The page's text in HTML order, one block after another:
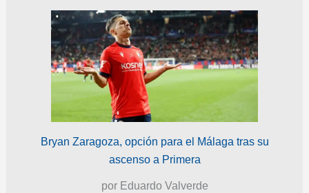
Bryan Zaragoza, opción para el Málaga tras su
ascenso a Primera
por Eduardo Valverde